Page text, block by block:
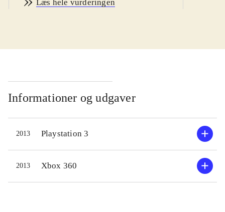
og har en Pegi på 3. Basketball er
Udviklerne formår igen at presse det
Aldrig har man haft så mange
muligheder, aldrig har det set så godt
ud og aldrig har det været så sjovt.
Man kan gøre det så enkelt, eller så
indviklet at spille som man nu lyster;
fornøjelsen er der hele vejen. Vi har
naturligvis alle holdene fra NBA
Læs hele vurderingen
Informationer og udgaver
2013 Playstation 3
2013 Xbox 360